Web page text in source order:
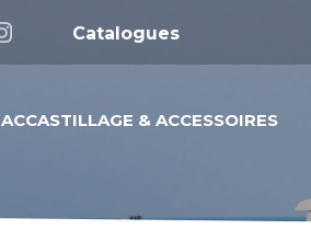
Catalogues
ACCASTILLAGE & ACCESSOIRES